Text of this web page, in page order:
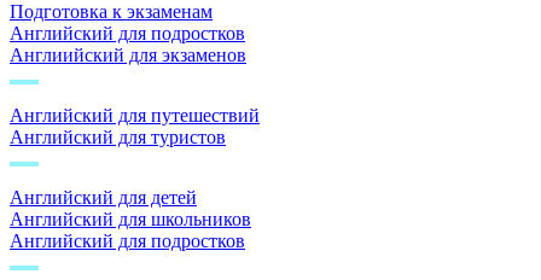
Подготовка к экзаменам
Английский для подростков
Англиийский для экзаменов
Английский для путешествий
Английский для туристов
Английский для детей
Английский для школьников
Английский для подростков